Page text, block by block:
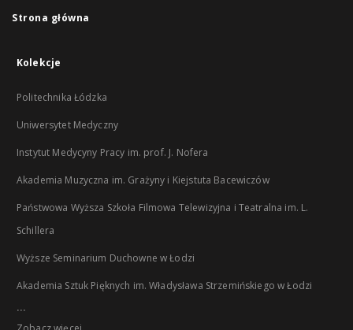
Strona główna
Kolekcje
Politechnika Łódzka
Uniwersytet Medyczny
Instytut Medycyny Pracy im. prof. J. Nofera
Akademia Muzyczna im. Grażyny i Kiejstuta Bacewiczów
Państwowa Wyższa Szkoła Filmowa Telewizyjna i Teatralna im. L.
Schillera
Wyższe Seminarium Duchowne w Łodzi
Akademia Sztuk Pięknych im. Władysława Strzemińskiego w Łodzi
...